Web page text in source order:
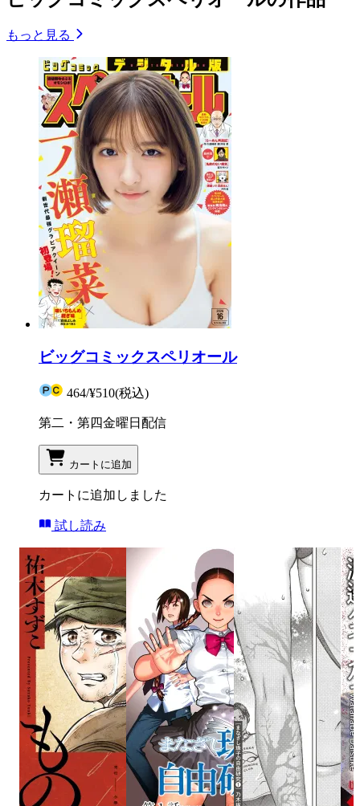
もっと見る
ビッグコミックスペリオール
464/¥510(税込)
第二・第四金曜日配信
カートに追加
カートに追加しました
試し読み